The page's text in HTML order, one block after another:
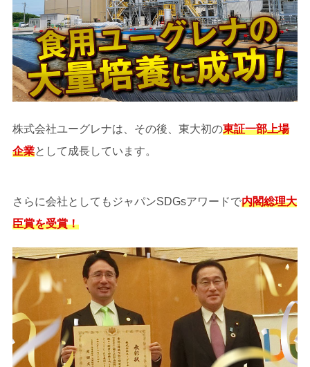
株式会社ユーグレナは、その後、東大初の東証一部上場
企業として成長しています。
さらに会社としてもジャパンSDGsアワードで内閣総理大
臣賞を受賞！